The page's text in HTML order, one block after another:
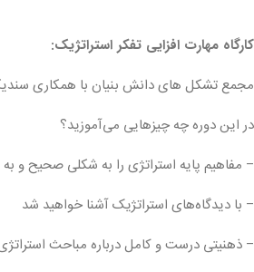
کارگاه مهارت افزایی تفکر استراتژیک:
مجمع تشکل های دانش بنیان با همکاری
در این دوره چه چیزهایی می‌آموزید؟
– مفاهیم پایه استراتژی را به شکلی صحیح و
– با دیدگاه‌های استراتژیک آشنا خواهید شد
– ذهنیتی درست و کامل درباره مباحث